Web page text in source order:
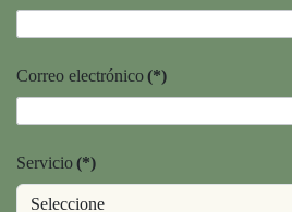
Correo electrónico(*)
Servicio(*)